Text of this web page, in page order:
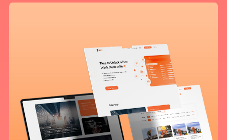
您所提交的信息将严格保密，且不以任何形式透露给任何第三方
再想想，稍后预约